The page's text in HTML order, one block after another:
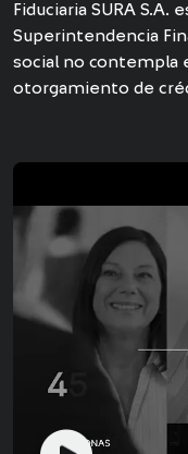
Fiduciaria SURA S.A.
Superintendencia
social no contempla
otorgamiento de